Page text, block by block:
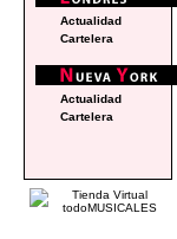
Actualidad
Cartelera
Actualidad
Cartelera